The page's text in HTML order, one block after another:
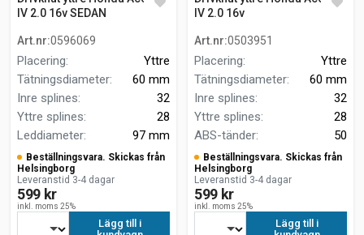
IV 2.0 16v SEDAN
Art.nr:0596069
Placering:
Yttre
Tätningsdiameter:
60 mm
Inre splines:
32
Yttre splines:
28
Leddiameter: 97 mm
Beställningsvara. Skickas från
Helsingborg
Leveranstid 3-4 dagar
599 kr
inkl. moms 25%
Lägg till i
IV 2.0 16v
Art.nr:0503951
Placering:
Yttre
Tätningsdiameter:
60 mm
Inre splines:
32
Yttre splines:
28
ABS-tänder: 50
Beställningsvara. Skickas från
Helsingborg
Leveranstid 3-4 dagar
599 kr
inkl. moms 25%
Lägg till i